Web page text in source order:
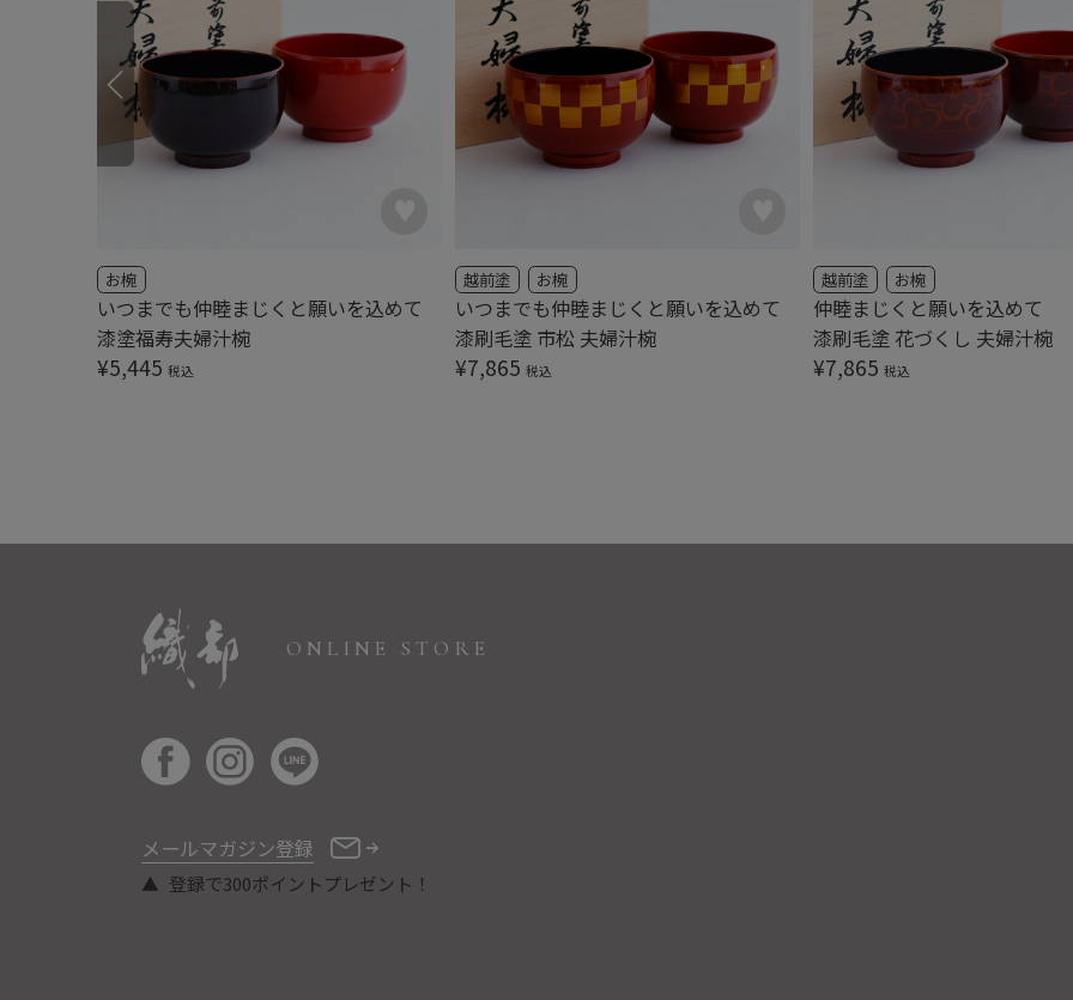
漆塗福寿夫婦汁椀
お椀
¥5,445 税込
いつまでも仲睦まじくと願いを込めて
漆刷毛塗 市松 夫婦汁椀
越前塗 お椀
¥7,865 税込
いつまでも仲睦まじくと願いを込めて
漆刷毛塗 花づくし 夫婦汁椀
越前塗 お椀
¥7,865 税込
仲睦まじくと願いを込めて
ONLINE STORE
メールマガジン登録
登録で300ポイントプレゼント！